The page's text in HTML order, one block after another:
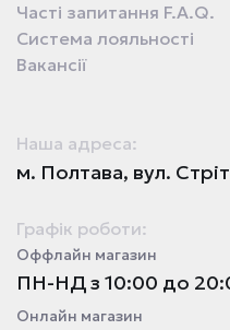
Часті запитання F.A.Q.
Система лояльності
Вакансії
Наша адреса:
м. Полтава, вул.
Графік роботи:
Оффлайн магазин
ПН-НД з 10:00 до
Онлайн магазин